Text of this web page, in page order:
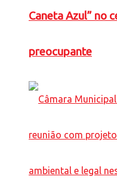
Caneta Azul” no
preocupante